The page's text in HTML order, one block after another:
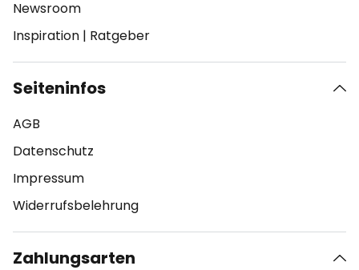
Newsroom
Inspiration | Ratgeber
Seiteninfos
AGB
Datenschutz
Impressum
Widerrufsbelehrung
Zahlungsarten